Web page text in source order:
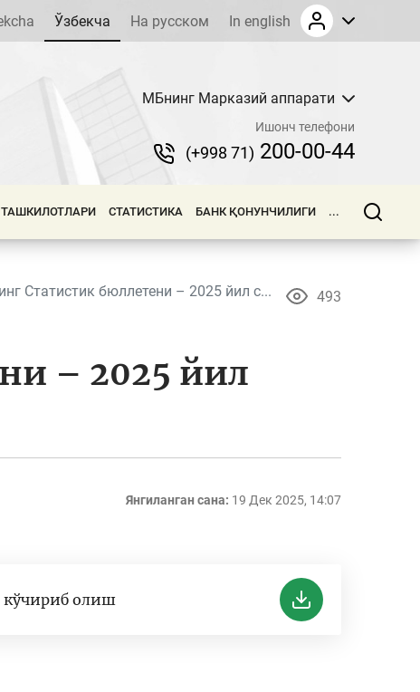
Ўзбекча На русском In english
МБнинг Марказий аппарати
Ишонч телефони
(+998 71) 200-00-44
ТАШКИЛОТЛАРИ СТАТИСТИКА БАНК ҚОНУНЧИЛИГИ ...
Статистик бюллетени – 2025 йил с... 493
– 2025 йил
Янгиланган сана: 19 Дек 2025, 14:07
олиш